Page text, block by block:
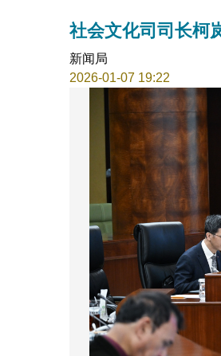
社会文化司司长柯
新闻局
2026-01-07 19:22